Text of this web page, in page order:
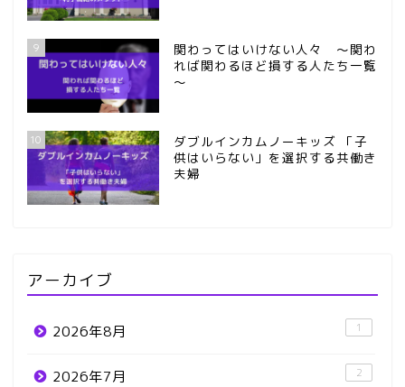
9
関わってはいけない人々 ～関わ
れば関わるほど損する人たち一覧
～
10
ダブルインカムノーキッズ 「子
供はいらない」を選択する共働き
夫婦
アーカイブ
2026年8月 1
2026年7月 2